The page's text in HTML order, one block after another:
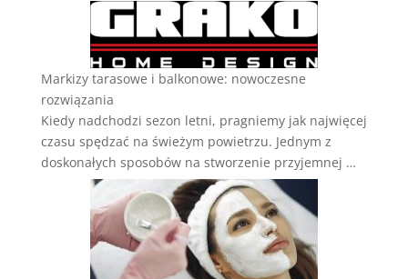
Markizy tarasowe i balkonowe: nowoczesne
rozwiązania
Kiedy nadchodzi sezon letni, pragniemy jak najwięcej
czasu spędzać na świeżym powietrzu. Jednym z
doskonałych sposobów na stworzenie przyjemnej …